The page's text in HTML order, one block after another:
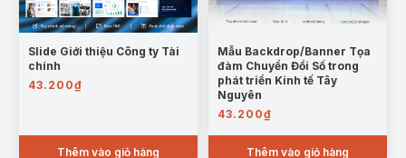
Slide Giới thiệu Công ty Tài
chính
43.200₫
Thêm vào giỏ hàng
Mẫu Backdrop/Banner Tọa
đàm Chuyển Đổi Số trong
phát triển Kinh tế Tây
Nguyên
43.200₫
Thêm vào giỏ hàng